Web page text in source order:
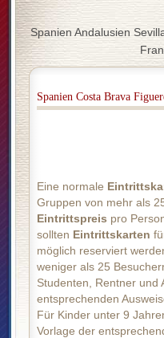
Spanien Andalusien
Spanien Costa Brava
Eine normale
Gruppen von mehr als
Eintrittspreis pro
sollten Eintrittskarten
möglich reserviert
weniger als 25
Studenten, Rentner und
entsprechenden
Für Kinder unter 9
Vorlage der